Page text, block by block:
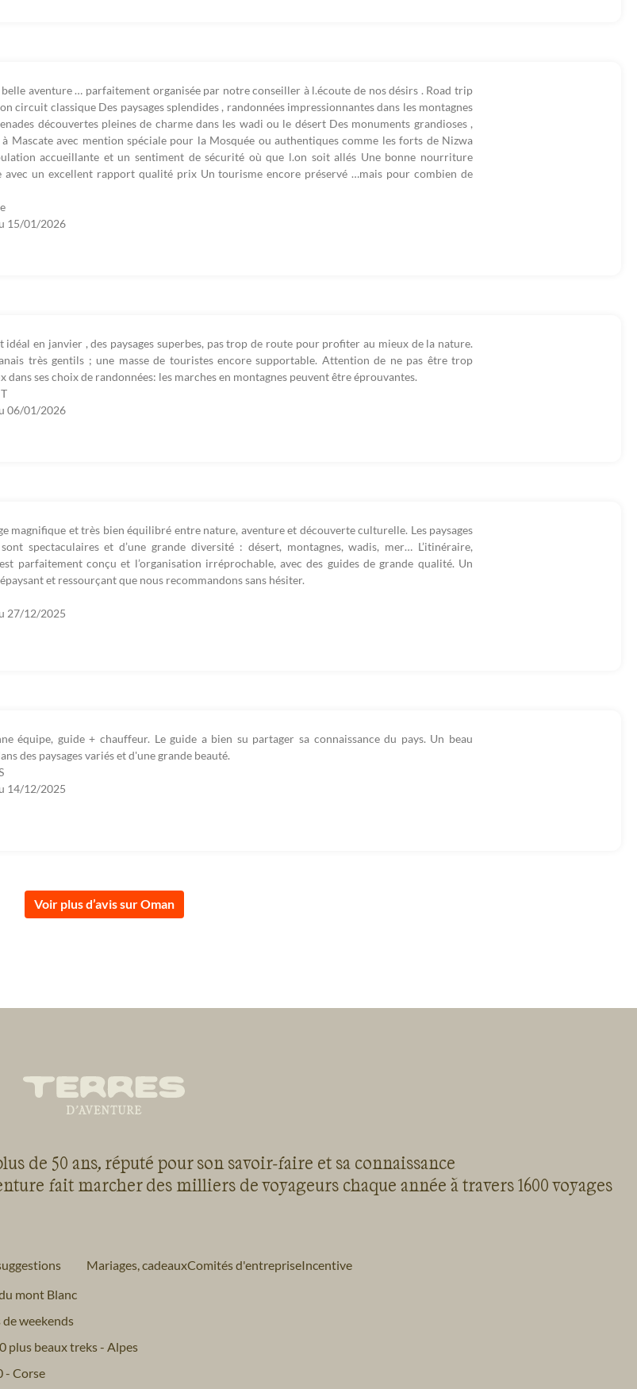
belle aventure … parfaitement organisée par notre conseiller à l.écoute de nos désirs . Road trip
circuit classique Des paysages splendides , randonnées impressionnantes dans les montagnes
découvertes pleines de charme dans les wadi ou le désert Des monuments grandioses ,
Mascate avec mention spéciale pour la Mosquée ou authentiques comme les forts de Nizwa
accueillante et un sentiment de sécurité où que l.on soit allés Une bonne nourriture
avec un excellent rapport qualité prix Un tourisme encore préservé …mais pour combien de
15/01/2026
idéal en janvier , des paysages superbes, pas trop de route pour profiter au mieux de la nature.
très gentils ; une masse de touristes encore supportable. Attention de ne pas être trop
dans ses choix de randonnées: les marches en montagnes peuvent être éprouvantes.
06/01/2026
magnifique et très bien équilibré entre nature, aventure et découverte culturelle. Les paysages
sont spectaculaires et d’une grande diversité : désert, montagnes, wadis, mer… L’itinéraire,
parfaitement conçu et l’organisation irréprochable, avec des guides de grande qualité. Un
et ressourçant que nous recommandons sans hésiter.
27/12/2025
équipe, guide + chauffeur. Le guide a bien su partager sa connaissance du pays. Un beau
des paysages variés et d'une grande beauté.
14/12/2025
Voir plus d’avis sur Oman
de 50 ans, réputé pour son savoir-faire et sa connaissance
fait marcher des milliers de voyageurs chaque année à travers 1600 voyages
mont Blanc
de weekends
plus beaux treks - Alpes
- Corse
Mariages, cadeauxComités d'entrepriseIncentive